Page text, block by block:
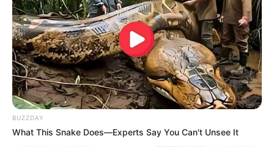
BUZZDAY
What This Snake Does—Experts Say You Can't Unsee It